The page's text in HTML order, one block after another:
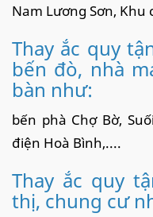
Nam Lương Sơn, Khu
Thay ắc quy
bến đò, nhà
bàn như:
bến phà Chợ Bờ,
điện Hoà Bình,....
Thay ắc quy
thị, chung cư